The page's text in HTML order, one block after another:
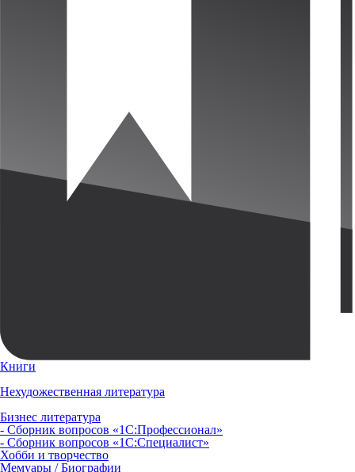
Книги
Нехудожественная литература
Бизнес литература
- Сборник вопросов «1С:Профессионал»
- Сборник вопросов «1С:Специалист»
Хобби и творчество
Мемуары / Биографии